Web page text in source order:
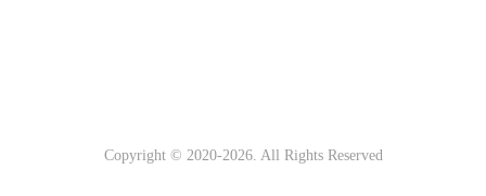
Copyright © 2020-2026. All Rights Reserved